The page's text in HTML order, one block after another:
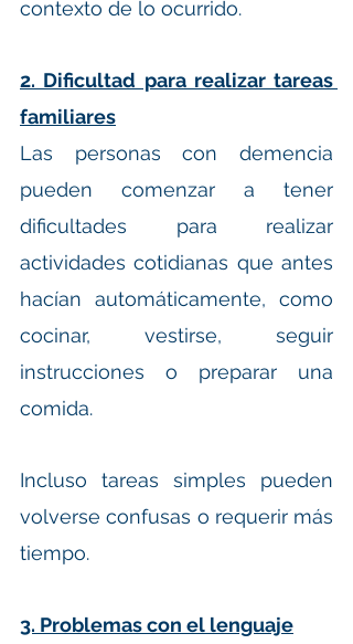
contexto de lo ocurrido.
2. Dificultad para realizar tareas
familiares
Las personas con demencia
pueden comenzar a tener
dificultades para realizar
actividades cotidianas que antes
hacían automáticamente, como
cocinar, vestirse, seguir
instrucciones o preparar una
comida.
Incluso tareas simples pueden
volverse confusas o requerir más
tiempo.
3. Problemas con el lenguaje